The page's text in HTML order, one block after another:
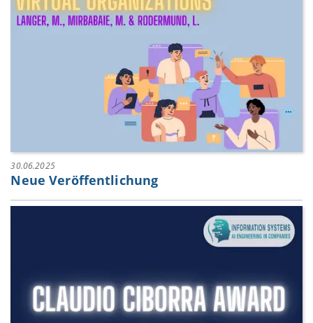
30.06.2025
Neue Veröffentlichung